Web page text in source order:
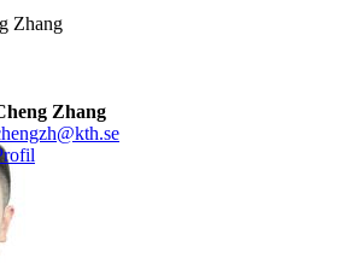
Zhang
Zhang